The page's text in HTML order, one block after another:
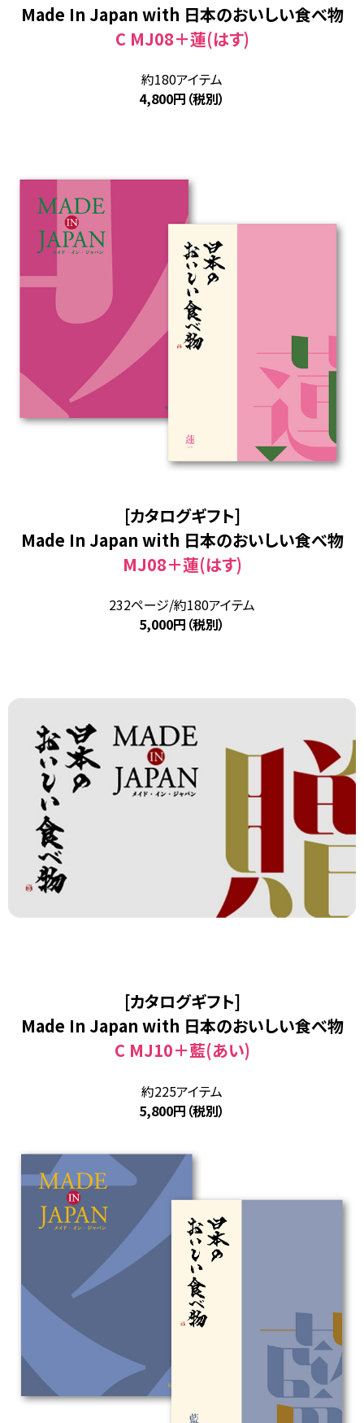
Made In Japan with 日本のおいしい食べ物
C MJ08＋蓮(はす)
約180アイテム
4,800円（税別）
[カタログギフト]
Made In Japan with 日本のおいしい食べ物
MJ08＋蓮(はす)
232ページ/約180アイテム
5,000円（税別）
[カタログギフト]
Made In Japan with 日本のおいしい食べ物
C MJ10＋藍(あい)
約225アイテム
5,800円（税別）